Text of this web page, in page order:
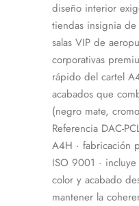
diseño interior
tiendas insignia
salas VIP de
corporativas
rápido del cartel
acabados que
(negro mate,
Referencia DAC-
A4H · fabricación
ISO 9001 ·
color y acabado
mantener la